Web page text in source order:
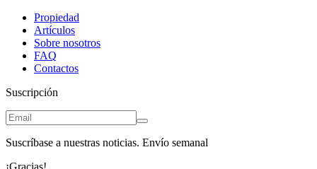
Propiedad
Artículos
Sobre nosotros
FAQ
Contactos
Suscripción
Suscríbase a nuestras noticias. Envío semanal
¡Gracias!